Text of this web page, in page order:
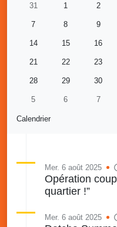
Calendrier
31 1 2
7 8 9
14 15 16
21 22 23
28 29 30
5 6 7
Mer. 6 août 2025
Opération
quartier !”
Mer. 6 août 2025